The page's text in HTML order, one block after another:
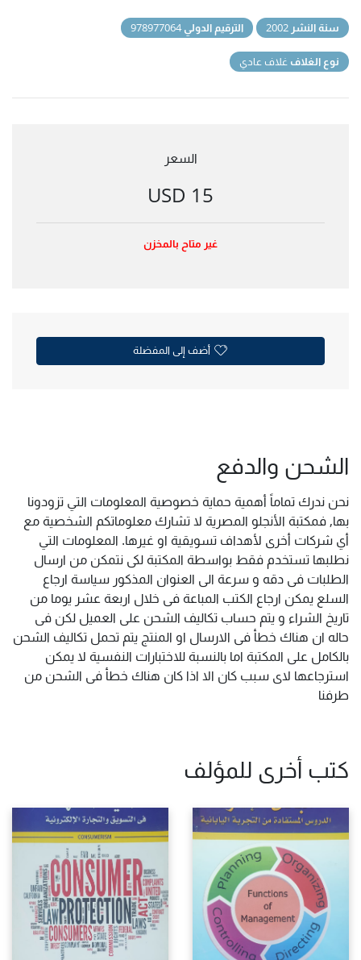
سنة النشر الترقيم الدولي
نوع الغلاف غلاف عادي
السعر
15 USD
غير متاح بالمخزن
أضف إلى المفضلة
الشحن والدفع
نحن ندرك تماماً أهمية حماية خصوصية المعلومات التي تزودونا
بها, فمكتبة الأنجلو المصرية لا تشارك معلوماتكم الشخصية مع
أي شركات أخرى لأهداف تسويقية او غيرها. المعلومات التي
نطلبها تستخدم فقط بواسطة المكتبة لكى نتمكن من ارسال
الطلبات فى دقه و سرعة الى العنوان المذكور سياسة ارجاع
السلع يمكن ارجاع الكتب المباعة فى خلال اربعة عشر يوما من
تاريخ الشراء و يتم حساب تكاليف الشحن على العميل لكن فى
حاله ان هناك خطأ فى الارسال او المنتج يتم تحمل تكاليف الشحن
بالكامل على المكتبة اما بالنسبة للاختبارات النفسية لا يمكن
استرجاعها لاى سبب كان الا اذا كان هناك خطأ فى الشحن من
طرفنا
كتب أخرى للمؤلف